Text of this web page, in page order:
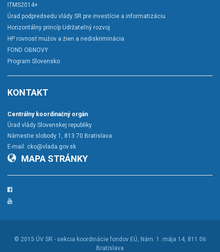
ITMS2014+
Úrad podpredsedu vlády SR pre investície a informatizáciu
Horizontálny princíp Udržateľný rozvoj
HP rovnosť mužov a žien a nediskriminácia
FOND OBNOVY
Program Slovensko
KONTAKT
Centrálny koordinačný orgán
Úrad vlády Slovenskej republiky
Námestie slobody 1, 813 70 Bratislava
E-mail: cko@vlada.gov.sk
MAPA STRÁNKY
Facebook
YouTube
© 2015 ÚV SR - sekcia koordinácie fondov EÚ, Nám. 1. mája 14, 811 06
Bratislava